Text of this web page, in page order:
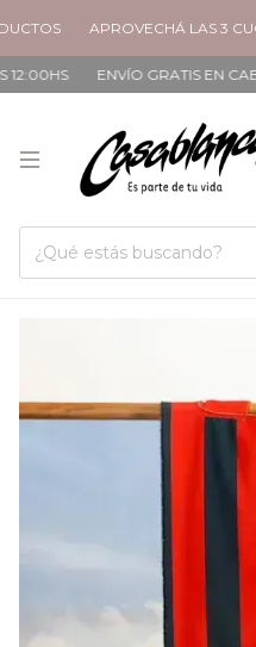
APROVECHÁ LAS 3
ENVÍO GRATIS EN